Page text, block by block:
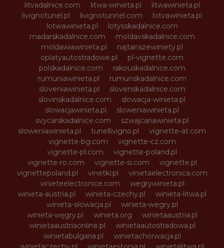
litvadalnice.com
litwa-winieta.pl
litwawinieta.pl
livignotunel.pl
livignotunnel.com
lotvawinieta.pl
lotwawinieta.pl
lotysskadalnice.com
madarskadalnice.com
moldavskadalnice.com
moldawiawinieta.pl
najtanszewiniety.pl
oplatyautostradowe.pl
pl-vignette.com
polskadalnice.com
rakouskadalnice.com
rumuniawinieta.pl
rumunskadalnice.com
sloveniawinieta.pl
slovenskadalnice.com
slovinskadalnice.com
slowacja-winieta.pl
slowacjawinieta.pl
sloweniawinieta.pl
svycarskadalnice.com
szwajcariawinieta.pl
słoweniawinieta.pl
tunellivigno.pl
vignette-at.com
vignette-bg.com
vignette-cz.com
vignette-pl.com
vignette-poland.pl
vignette-ro.com
vignette-si.com
vignette.pl
vignettepoland.pl
vinetki.pl
vinietaelectronica.com
vinieteelectronice.com
wegrywinieta.pl
winieta-austria.pl
winieta-czechy.pl
winieta-litwa.pl
winieta-słowacja.pl
winieta-wegry.pl
winieta-węgry.pl
winieta.org
winietaaustria.pl
winietaaustriaonline.pl
winietaautostradowa.pl
winietabulgaria.pl
winietachorwacja.pl